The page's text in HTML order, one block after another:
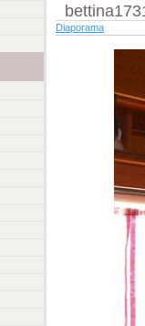
Diaporama